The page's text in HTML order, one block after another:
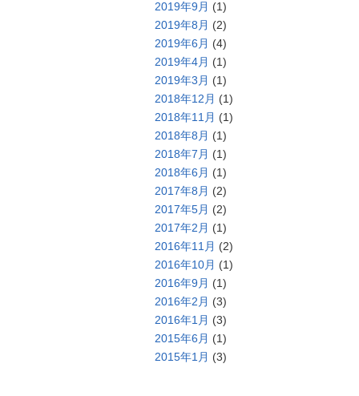
2019年9月 (1)
2019年8月 (2)
2019年6月 (4)
2019年4月 (1)
2019年3月 (1)
2018年12月 (1)
2018年11月 (1)
2018年8月 (1)
2018年7月 (1)
2018年6月 (1)
2017年8月 (2)
2017年5月 (2)
2017年2月 (1)
2016年11月 (2)
2016年10月 (1)
2016年9月 (1)
2016年2月 (3)
2016年1月 (3)
2015年6月 (1)
2015年1月 (3)